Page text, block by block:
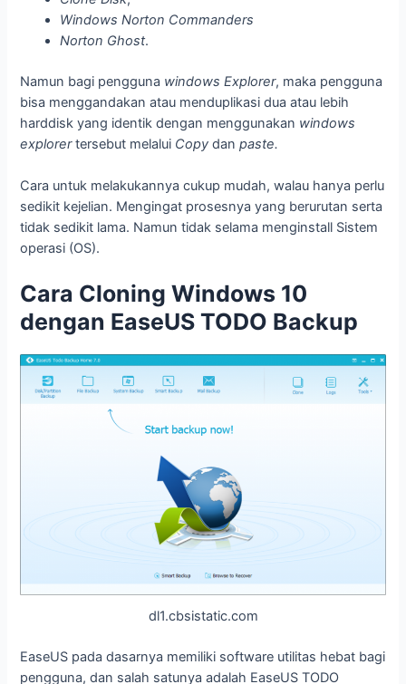
Windows Norton Commanders
Norton Ghost.
Namun bagi pengguna windows Explorer, maka pengguna
bisa menggandakan atau menduplikasi dua atau lebih
harddisk yang identik dengan menggunakan windows
explorertersebut melalui Copy danpaste.
Cara untuk melakukannya cukup mudah, walau hanya perlu
sedikit kejelian. Mengingat prosesnya yang berurutan serta
tidak sedikit lama. Namun tidak selama menginstall Sistem
operasi (OS).
Cara Cloning Windows 10
dengan EaseUS TODO Backup
dl1.cbsistatic.com
EaseUS pada dasarnya memiliki software utilitas hebat bagi
pengguna, dan salah satunya adalah EaseUS TODO